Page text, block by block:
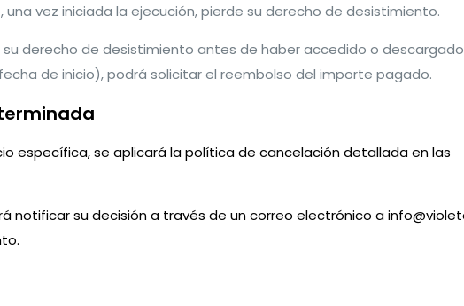
vez iniciada la ejecución, pierde su derecho de desistimiento.
derecho de desistimiento antes de haber accedido o
de inicio), podrá solicitar el reembolso del importe pagado.
específica, se aplicará la política de cancelación detallada en las
notificar su decisión a través de un correo electrónico a